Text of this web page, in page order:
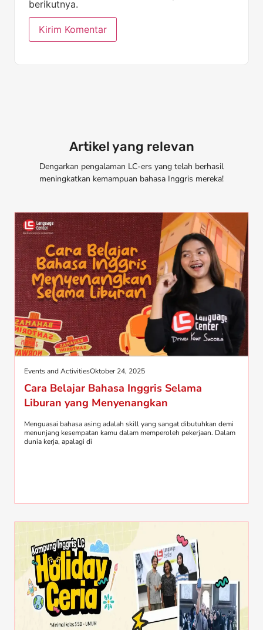
berikutnya.
Artikel yang relevan
Dengarkan pengalaman LC-ers yang telah berhasil
meningkatkan kemampuan bahasa Inggris mereka!
Events and ActivitiesOktober 24, 2025
Cara Belajar Bahasa Inggris Selama
Liburan yang Menyenangkan
Menguasai bahasa asing adalah skill yang sangat dibutuhkan demi
menunjang kesempatan kamu dalam memperoleh pekerjaan. Dalam
dunia kerja, apalagi di